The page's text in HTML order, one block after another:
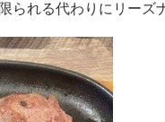
られる代わりにリーズ